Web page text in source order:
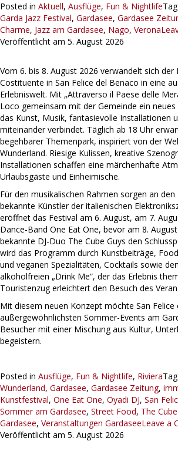
Posted in Aktuell, Ausflüge, Fun & Nightlife
Garda Jazz Festival, Gardasee, Gardasee
Charme, Jazz am Gardasee, Nago, Verona
Veröffentlicht am 5. August 2026
Vom 6. bis 8. August 2026 verwandelt sich der
Costituente in San Felice del Benaco in eine
Erlebniswelt. Mit „Attraverso il Paese delle
Loco gemeinsam mit der Gemeinde ein
das Kunst, Musik, fantasievolle Installationen
miteinander verbindet. Täglich ab 18 Uhr
begehbarer Themenpark, inspiriert von der
Wunderland. Riesige Kulissen, kreative
Installationen schaffen eine märchenhafte
Urlaubsgäste und Einheimische.
Für den musikalischen Rahmen sorgen an den
bekannte Künstler der italienischen
eröffnet das Festival am 6. August, am 7.
Dance-Band One Eat One, bevor am 8.
bekannte DJ-Duo The Cube Guys den
wird das Programm durch Kunstbeiträge,
und veganen Spezialitäten, Cocktails sowie
alkoholfreien „Drink Me“, der das Erlebnis
Touristenzug erleichtert den Besuch des
Mit diesem neuen Konzept möchte San
außergewöhnlichsten Sommer-Events am
Besucher mit einer Mischung aus Kultur,
begeistern.
Posted in Ausflüge, Fun & Nightlife, Riviera
Wunderland, Gardasee, Gardasee Zeitung,
Kunstfestival, One Eat One, Oyadi DJ, San
Sommer am Gardasee, Street Food, The
Gardasee, Veranstaltungen GardaseeLeave a
Veröffentlicht am 5. August 2026